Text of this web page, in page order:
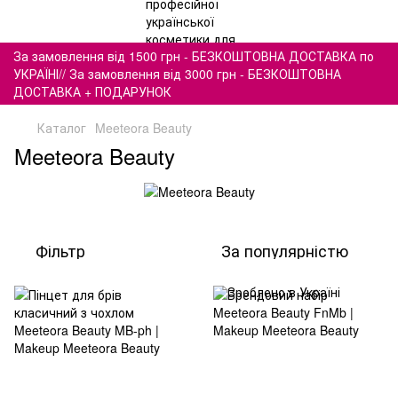
За замовлення від 1500 грн - БЕЗКОШТОВНА ДОСТАВКА по
УКРАЇНІ// За замовлення від 3000 грн - БЕЗКОШТОВНА
ДОСТАВКА + ПОДАРУНОК
Каталог Meeteora Beauty
Meeteora Beauty
Фільтр За популярністю